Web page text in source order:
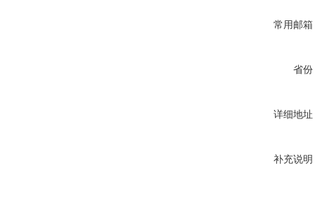
常用邮箱
省份
详细地址
补充说明